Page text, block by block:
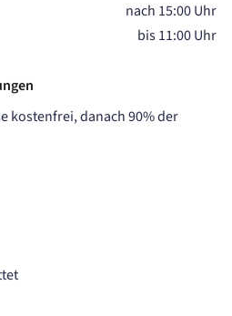
nach 15:00 Uhr
bis 11:00 Uhr
kostenfrei, danach 90% der